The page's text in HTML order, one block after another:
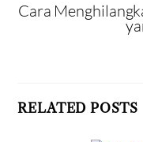
Cara
RELATED POSTS